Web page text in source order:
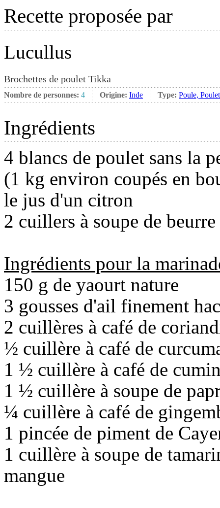
Recette proposée par
Lucullus
Brochettes de poulet Tikka
Nombre de personnes: 4 Origine: Inde Type: Poule,
Ingrédients
4 blancs de poulet sans la
(1 kg environ coupés en
le jus d'un citron
2 cuillers à soupe de
Ingrédients pour la
150 g de yaourt nature
3 gousses d'ail finement
2 cuillères à café de
½ cuillère à café de
1 ½ cuillère à café de
1 ½ cuillère à soupe de
¼ cuillère à café de
1 pincée de piment de
1 cuillère à soupe de
mangue